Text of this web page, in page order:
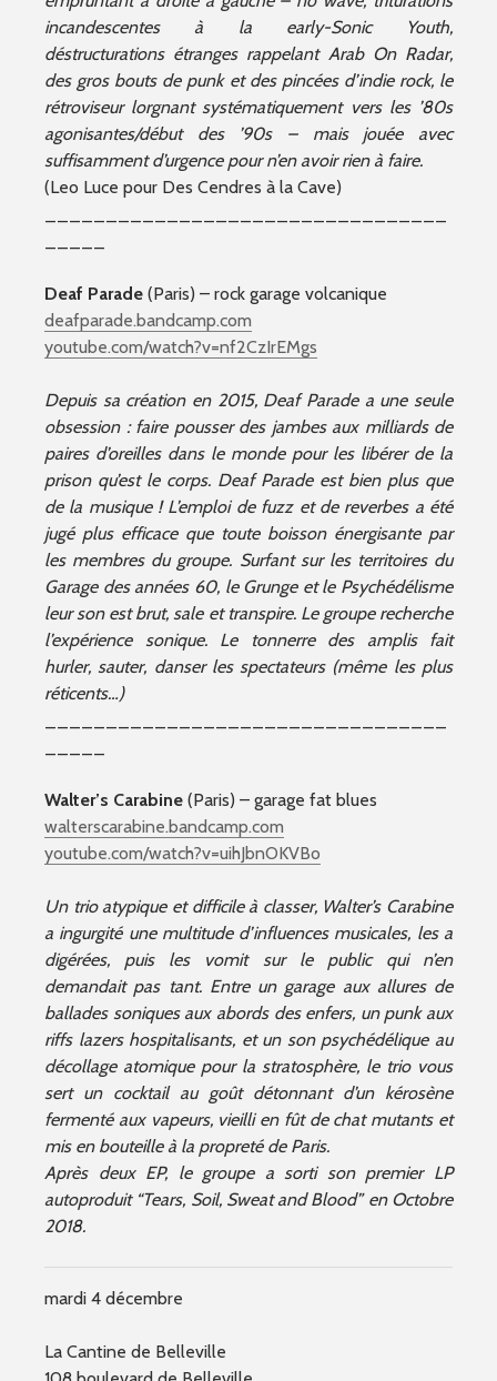
incandescentes à la early-Sonic Youth,
déstructurations étranges rappelant Arab On Radar,
des gros bouts de punk et des pincées d’indie rock, le
rétroviseur lorgnant systématiquement vers les ’80s
agonisantes/début des ’90s – mais jouée avec
suffisamment d’urgence pour n’en avoir rien à faire.
(Leo Luce pour Des Cendres à la Cave)
Deaf Parade (Paris) – rock garage volcanique
deafparade.bandcamp.com
youtube.com/watch?v=nf2CzIrEMgs
Depuis sa création en 2015, Deaf Parade a une seule
obsession : faire pousser des jambes aux milliards de
paires d’oreilles dans le monde pour les libérer de la
prison qu’est le corps. Deaf Parade est bien plus que
de la musique ! L’emploi de fuzz et de reverbes a été
jugé plus efficace que toute boisson énergisante par
les membres du groupe. Surfant sur les territoires du
Garage des années 60, le Grunge et le Psychédélisme
leur son est brut, sale et transpire. Le groupe recherche
l’expérience sonique. Le tonnerre des amplis fait
hurler, sauter, danser les spectateurs (même les plus
réticents…)
Walter’s Carabine (Paris) – garage fat blues
walterscarabine.bandcamp.com
youtube.com/watch?v=uihJbnOKVBo
Un trio atypique et difficile à classer, Walter’s Carabine
a ingurgité une multitude d’influences musicales, les a
digérées, puis les vomit sur le public qui n’en
demandait pas tant. Entre un garage aux allures de
ballades soniques aux abords des enfers, un punk aux
riffs lazers hospitalisants, et un son psychédélique au
décollage atomique pour la stratosphère, le trio vous
sert un cocktail au goût détonnant d’un kérosène
fermenté aux vapeurs, vieilli en fût de chat mutants et
mis en bouteille à la propreté de Paris.
Après deux EP, le groupe a sorti son premier LP
autoproduit “Tears, Soil, Sweat and Blood” en Octobre
2018.
mardi 4 décembre
La Cantine de Belleville